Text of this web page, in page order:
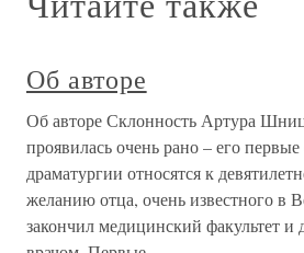
Об авторе
Об авторе Склонность Артура
проявилась очень рано – его
драматургии относятся к
желанию отца, очень известного в
закончил медицинский факультет и